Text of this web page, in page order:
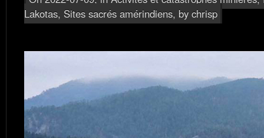
Lakotas, Sites sacrés amérindiens, by chrisp